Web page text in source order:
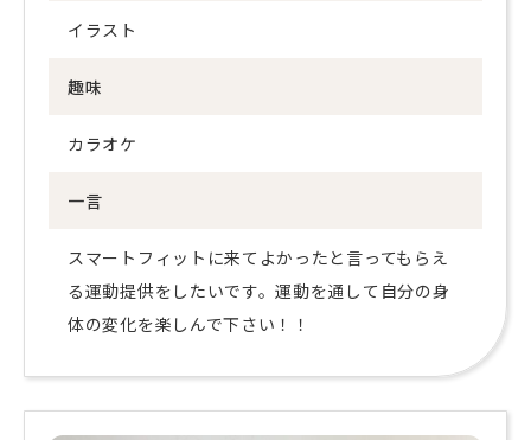
イラスト
趣味
カラオケ
一言
スマートフィットに来てよかったと言ってもらえ
る運動提供をしたいです。運動を通して自分の身
体の変化を楽しんで下さい！！